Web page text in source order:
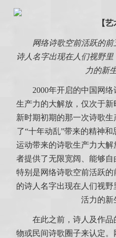
【
网络诗歌空前活跃的
诗人名字出现在人们视野
力的新
2000年开启的中国网
生产力的大解放，仅次于新
新时期初期的那一次诗歌
了“十年动乱”带来的精神
运动带来的诗歌生产力大
者提供了无限宽阔、能够自
特别是网络诗歌空前活跃
的诗人名字出现在人们视
活力的新
在此之前，诗人及作品
物或民间诗歌圈子来认定